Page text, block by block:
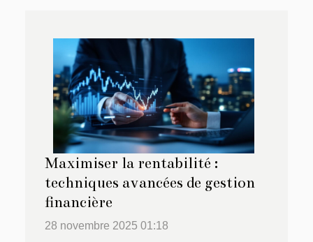
Maximiser la rentabilité :
techniques avancées de gestion
financière
28 novembre 2025 01:18